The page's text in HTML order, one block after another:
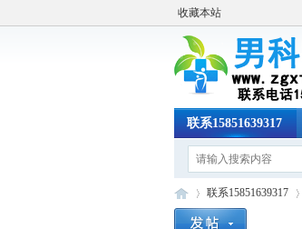
收藏本站
联系15851639317
联系15851639317